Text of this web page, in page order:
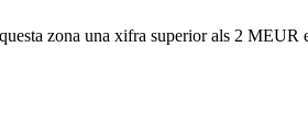
zona una xifra superior als 2 MEUR